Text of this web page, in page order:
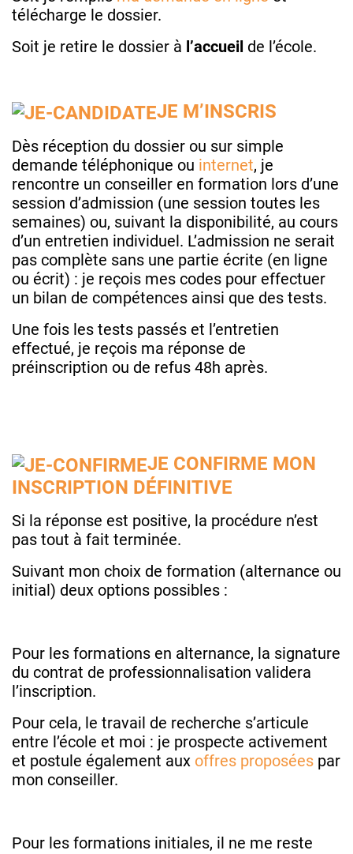
télécharge le dossier.
Soit je retire le dossier à l’accueil de l’école.
JE M’INSCRIS
Dès réception du dossier ou sur simple
demande téléphonique ou internet, je
rencontre un conseiller en formation lors d’une
session d’admission (une session toutes les
semaines) ou, suivant la disponibilité, au cours
d’un entretien individuel. L’admission ne serait
pas complète sans une partie écrite (en ligne
ou écrit) : je reçois mes codes pour effectuer
un bilan de compétences ainsi que des tests.
Une fois les tests passés et l’entretien
effectué, je reçois ma réponse de
préinscription ou de refus 48h après.
JE CONFIRME MON
INSCRIPTION DÉFINITIVE
Si la réponse est positive, la procédure n’est
pas tout à fait terminée.
Suivant mon choix de formation (alternance ou
initial) deux options possibles :
Pour les formations en alternance, la signature
du contrat de professionnalisation validera
l’inscription.
Pour cela, le travail de recherche s’articule
entre l’école et moi : je prospecte activement
et postule également aux offres proposées par
mon conseiller.
Pour les formations initiales, il ne me reste